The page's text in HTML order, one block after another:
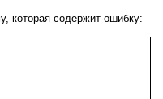
которая содержит ошибку: